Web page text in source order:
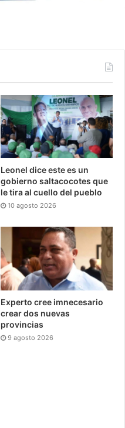
Leonel dice este es un
gobierno saltacocotes que
le tira al cuello del pueblo
10 agosto 2026
Experto cree imnecesario
crear dos nuevas
provincias
9 agosto 2026